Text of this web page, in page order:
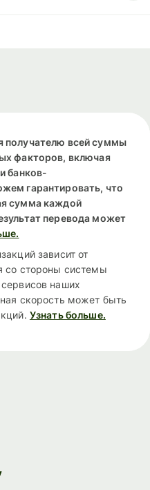
получателю всей суммы
факторов, включая
банков-
гарантировать, что
сумма каждой
перевода может
зависит от
со стороны системы
наших
скорость может быть
Узнать больше.